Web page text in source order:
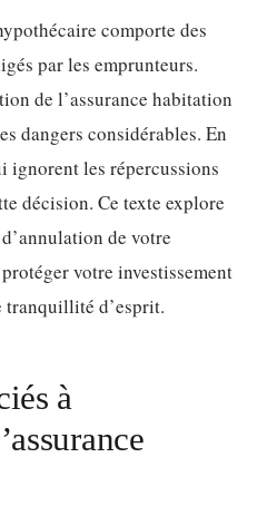
comporte des
par les emprunteurs.
de l’assurance habitation
dangers considérables. En
ignorent les répercussions
décision. Ce texte explore
de votre
votre investissement
tranquillité d’esprit.
à